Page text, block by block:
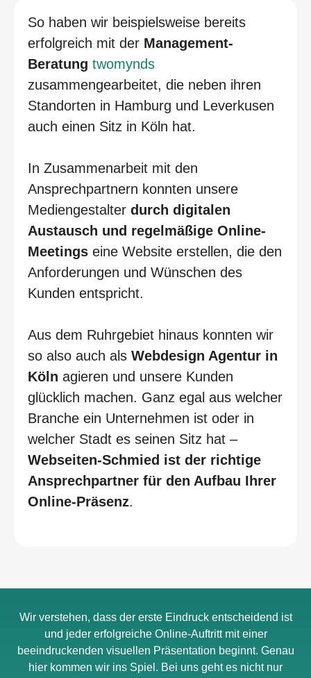
So haben wir beispielsweise bereits
erfolgreich mit der Management-
Beratung twomynds
zusammengearbeitet, die neben ihren
Standorten in Hamburg und Leverkusen
auch einen Sitz in Köln hat.
In Zusammenarbeit mit den
Ansprechpartnern konnten unsere
Mediengestalter durch digitalen
Austausch und regelmäßige Online-
Meetings eine Website erstellen, die den
Anforderungen und Wünschen des
Kunden entspricht.
Aus dem Ruhrgebiet hinaus konnten wir
so also auch als Webdesign Agentur in
Köln agieren und unsere Kunden
glücklich machen. Ganz egal aus welcher
Branche ein Unternehmen ist oder in
welcher Stadt es seinen Sitz hat –
Webseiten-Schmied ist der richtige
Ansprechpartner für den Aufbau Ihrer
Online-Präsenz.
Wir verstehen, dass der erste Eindruck entscheidend ist
und jeder erfolgreiche Online-Auftritt mit einer
beeindruckenden visuellen Präsentation beginnt. Genau
hier kommen wir ins Spiel. Bei uns geht es nicht nur